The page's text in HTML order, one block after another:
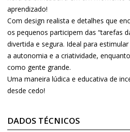
aprendizado!
Com design realista e detalhes que
os pequenos participem das “tarefas
divertida e segura. Ideal para
a autonomia e a criatividade,
como gente grande.
Uma maneira lúdica e educativa de
desde cedo!
DADOS TÉCNICOS